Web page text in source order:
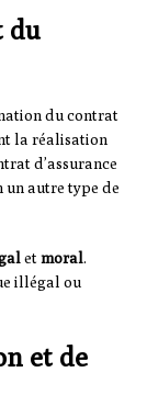
du
du contrat
la réalisation
d’assurance
autre type de
etmoral.
illégal ou
et de